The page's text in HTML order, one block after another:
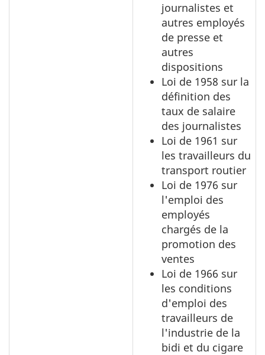
journalistes et
autres employés
de presse et
autres
dispositions
Loi de 1958 sur la
définition des
taux de salaire
des journalistes
Loi de 1961 sur
les travailleurs du
transport routier
Loi de 1976 sur
l'emploi des
employés
chargés de la
promotion des
ventes
Loi de 1966 sur
les conditions
d'emploi des
travailleurs de
l'industrie de la
bidi et du cigare